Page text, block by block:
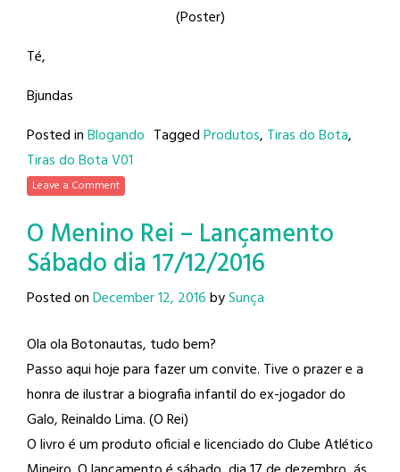
(Poster)
Té,
Bjundas
Posted inBlogando TaggedProdutos, Tiras do Bota,
Tiras do Bota V01
Leave a Comment
O Menino Rei – Lançamento
Sábado dia 17/12/2016
Posted onDecember 12, 2016bySunça
Ola ola Botonautas, tudo bem?
Passo aqui hoje para fazer um convite. Tive o prazer e a
honra de ilustrar a biografia infantil do ex-jogador do
Galo, Reinaldo Lima​. (O Rei)
O livro é um produto oficial e licenciado do Clube Atlético